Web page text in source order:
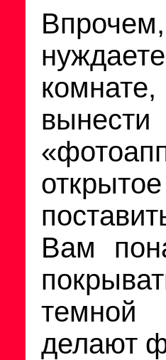
Вам
темной
делают